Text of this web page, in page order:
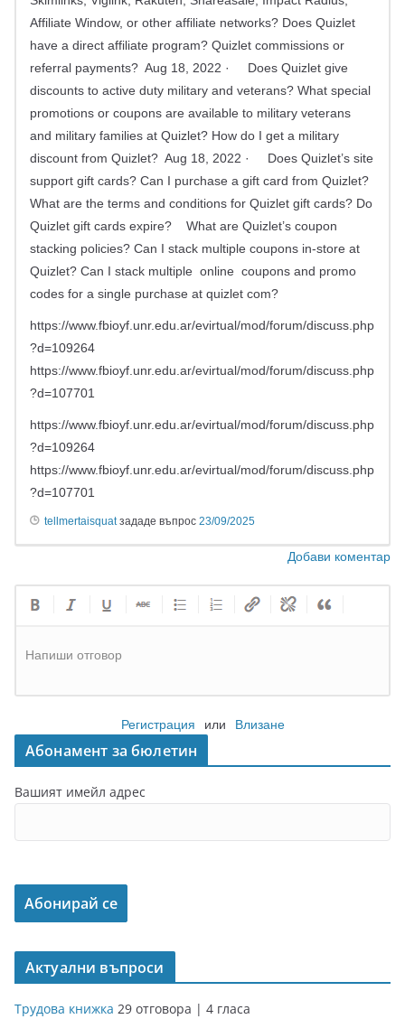
Affiliate Window, or other affiliate networks? Does Quizlet
have a direct affiliate program? Quizlet commissions or
referral payments? Aug 18, 2022 · Does Quizlet give
discounts to active duty military and veterans? What special
promotions or coupons are available to military veterans
and military families at Quizlet? How do I get a military
discount from Quizlet? Aug 18, 2022 · Does Quizlet’s site
support gift cards? Can I purchase a gift card from Quizlet?
What are the terms and conditions for Quizlet gift cards? Do
Quizlet gift cards expire? What are Quizlet’s coupon
stacking policies? Can I stack multiple coupons in-store at
Quizlet? Can I stack multiple online coupons and promo
codes for a single purchase at quizlet com?
https://www.fbioyf.unr.edu.ar/evirtual/mod/forum/discuss.php
?d=109264
https://www.fbioyf.unr.edu.ar/evirtual/mod/forum/discuss.php
?d=107701
https://www.fbioyf.unr.edu.ar/evirtual/mod/forum/discuss.php
?d=109264
https://www.fbioyf.unr.edu.ar/evirtual/mod/forum/discuss.php
?d=107701
tellmertaisquatзададе въпрос 23/09/2025
Добави коментар
Напиши отговор
Регистрация или Влизане
Абонамент за бюлетин
Вашият имейл адрес
Актуални въпроси
Трудова книжка 29 отговора | 4 гласа